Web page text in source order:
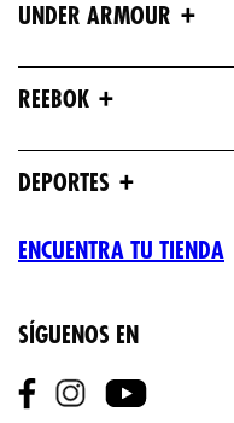
UNDER ARMOUR +
REEBOK +
DEPORTES +
ENCUENTRA TU TIENDA
SÍGUENOS EN